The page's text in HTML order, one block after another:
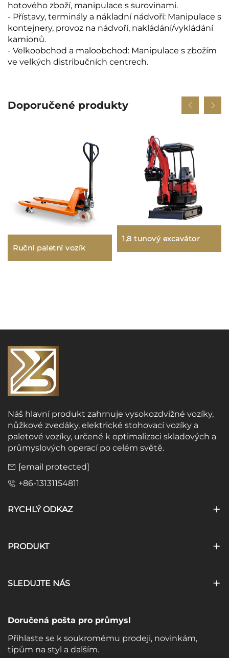
hotového zboží, manipulace s surovinami.
- Přístavy, terminály a nákladní nádvoří: Manipulace s
kontejnery, provoz na nádvoří, nakládání/vykládání
kamionů.
- Velkoobchod a maloobchod: Manipulace s zbožím
ve velkých distribučních centrech.
Doporučené produkty
Ruční paletní vozík
1,8 tunový excavátor
Náš hlavní produkt zahrnuje vysokozdvižné vozíky,
nůžkové zvedáky, elektrické stohovací vozíky a
paletové vozíky, určené k optimalizaci skladových a
průmyslových operací po celém světě.
[email protected]
+86-13131154811
RYCHLÝ ODKAZ
PRODUKT
SLEDUJTE NÁS
Doručená pošta pro průmysl
Přihlaste se k soukromému prodeji, novinkám,
tipům na styl a dalším.